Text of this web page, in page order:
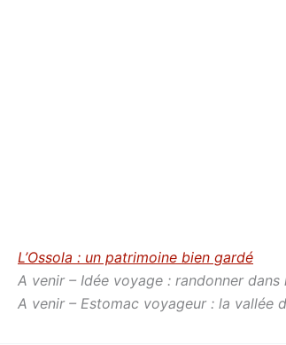
L’Ossola : un patrimoine bien gardé
A venir – Idée voyage : randonner dans
A venir – Estomac voyageur : la vallée